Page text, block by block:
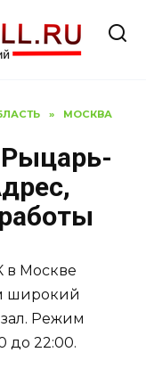
» МОСКВА
Москве
широкий
Режим
до 22:00.